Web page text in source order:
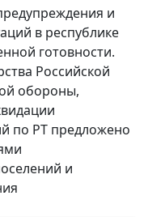
и
в республике
готовности.
Российской
обороны,
по РТ предложено
и